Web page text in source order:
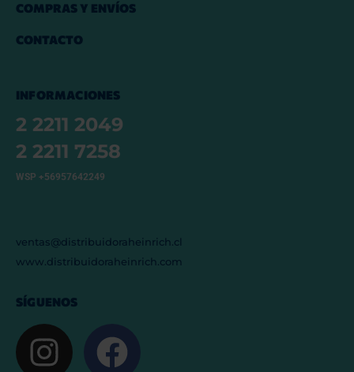
COMPRAS Y ENVÍOS
CONTACTO
INFORMACIONES
2 2211 2049
2 2211 7258
WSP +56957642249
ventas@distribuidoraheinrich.cl
www.distribuidoraheinrich.com
SÍGUENOS